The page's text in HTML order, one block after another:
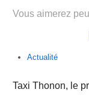
Vous aimerez
Actualité
Taxi Thonon, le